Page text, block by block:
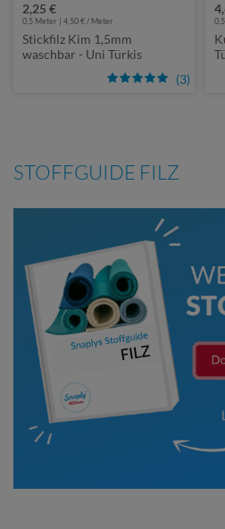
2,25 €
(3)
0,5 Meter | 4,50 € / Meter
Stickfilz Kim 1,5mm
waschbar - Uni Türkis
STOFFGUIDE FILZ